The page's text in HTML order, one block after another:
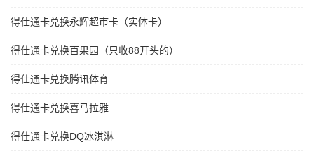
得仕通卡兑换永辉超市卡（实体卡）
得仕通卡兑换百果园（只收88开头的）
得仕通卡兑换腾讯体育
得仕通卡兑换喜马拉雅
得仕通卡兑换DQ冰淇淋